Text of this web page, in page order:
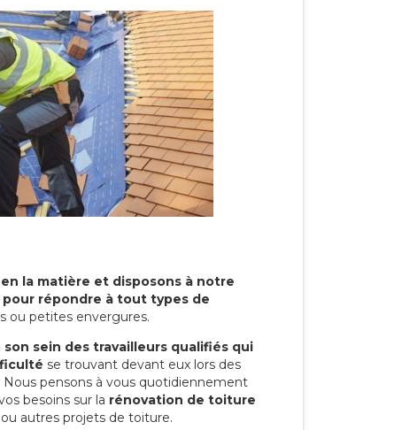
la matière et disposons à notre
répondre à tout types de
ou petites envergures.
sein des travailleurs qualifiés qui
se trouvant devant eux lors des
pensons à vous quotidiennement
besoins sur la rénovation de toiture
ou autres projets de toiture.